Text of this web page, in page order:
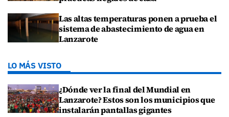
Las altas temperaturas ponen a prueba el
sistema de abastecimiento de agua en
Lanzarote
LO MÁS VISTO
¿Dónde ver la final del Mundial en
Lanzarote? Estos son los municipios que
instalarán pantallas gigantes